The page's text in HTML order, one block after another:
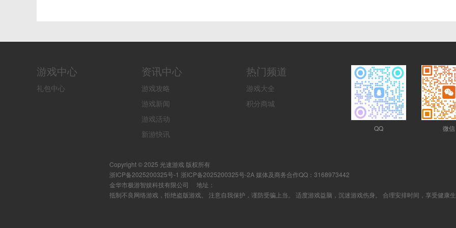
游戏中心
礼包中心
资讯中心
游戏攻略
游戏新闻
游戏活动
新游快讯
热门频道
游戏大全
积分商城
QQ 微信
Copyright © 2025 光速游戏 版权所有
浙ICP备2025200325号-1 浙ICP备2025200325号-2A 媒体及商务合作QQ：3168973442
金华市极游智娱科技有限公司 地址：
抵制不良网络游戏，拒绝盗版游戏。 注意自我保护，谨防受骗上当。 适度游戏益脑，沉迷游戏伤身。 合理安排时间，享受健康